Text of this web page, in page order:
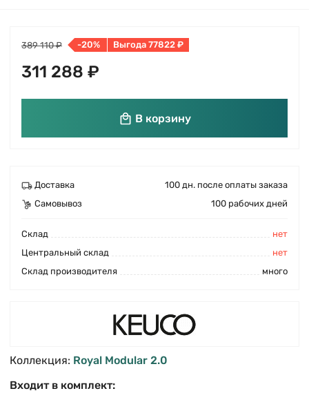
389 110 ₽ -20% Выгода 77822 ₽
311 288 ₽
В корзину
Доставка
100 дн. после оплаты заказа
Самовывоз
100 рабочих дней
Cклад
нет
Центральный склад
нет
Склад производителя
много
Коллекция: Royal Modular 2.0
Входит в комплект: